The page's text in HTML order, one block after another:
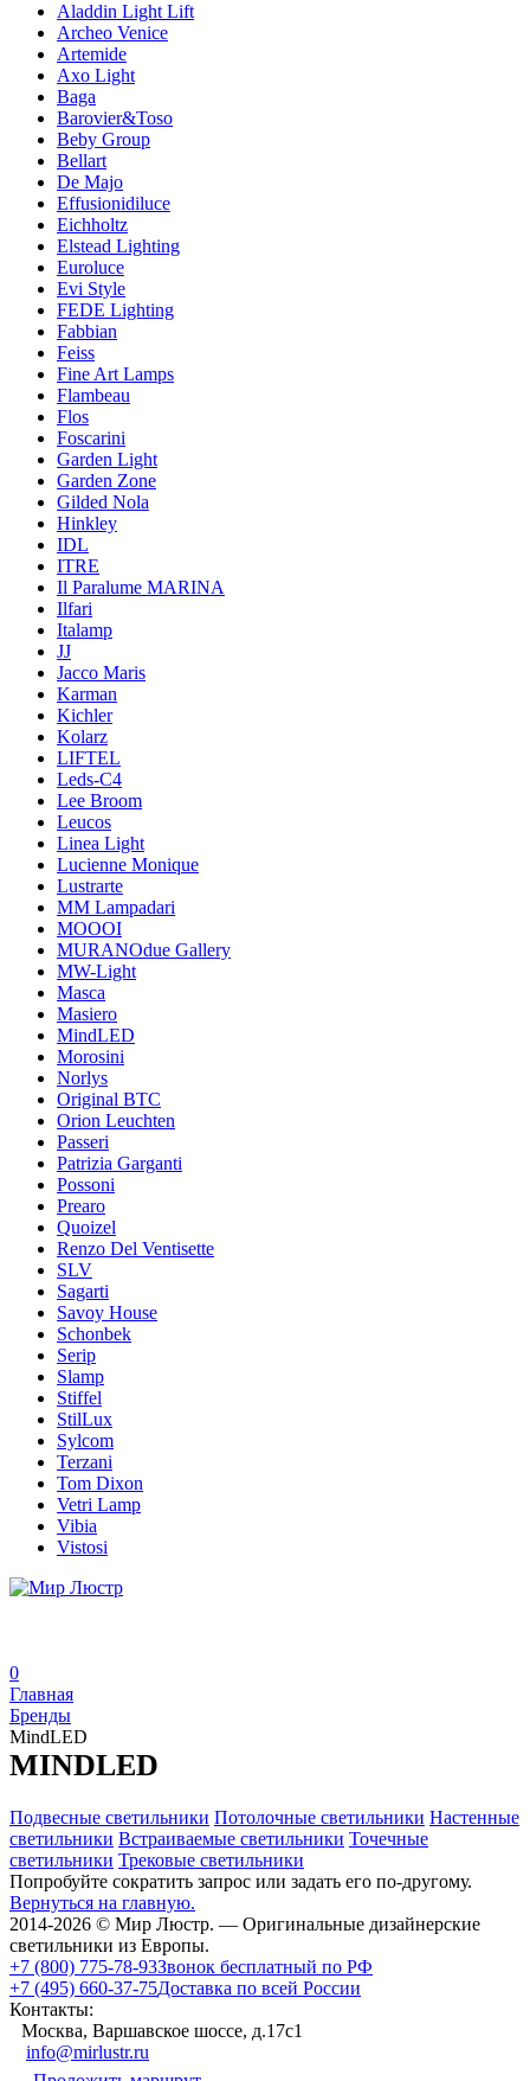
Aladdin Light Lift
Archeo Venice
Artemide
Axo Light
Baga
Barovier&Toso
Beby Group
Bellart
De Majo
Effusionidiluce
Eichholtz
Elstead Lighting
Euroluce
Evi Style
FEDE Lighting
Fabbian
Feiss
Fine Art Lamps
Flambeau
Flos
Foscarini
Garden Light
Garden Zone
Gilded Nola
Hinkley
IDL
ITRE
Il Paralume MARINA
Ilfari
Italamp
JJ
Jacco Maris
Karman
Kichler
Kolarz
LIFTEL
Leds-C4
Lee Broom
Leucos
Linea Light
Lucienne Monique
Lustrarte
MM Lampadari
MOOOI
MURANOdue Gallery
MW-Light
Masca
Masiero
MindLED
Morosini
Norlys
Original BTC
Orion Leuchten
Passeri
Patrizia Garganti
Possoni
Prearo
Quoizel
Renzo Del Ventisette
SLV
Sagarti
Savoy House
Schonbek
Serip
Slamp
Stiffel
StilLux
Sylcom
Terzani
Tom Dixon
Vetri Lamp
Vibia
Vistosi
0
Главная
Бренды
MindLED
MINDLED
Подвесные светильники Потолочные светильники Настенные
светильники Встраиваемые светильники Точечные
светильники Трековые светильники
Попробуйте сократить запрос или задать его по-другому.
Вернуться на главную.
2014-2026 © Мир Люстр. — Оригинальные дизайнерские
светильники из Европы.
+7 (800) 775-78-93Звонок бесплатный по РФ
+7 (495) 660-37-75Доставка по всей России
Контакты:
Москва, Варшавское шоссе, д.17c1
info@mirlustr.ru